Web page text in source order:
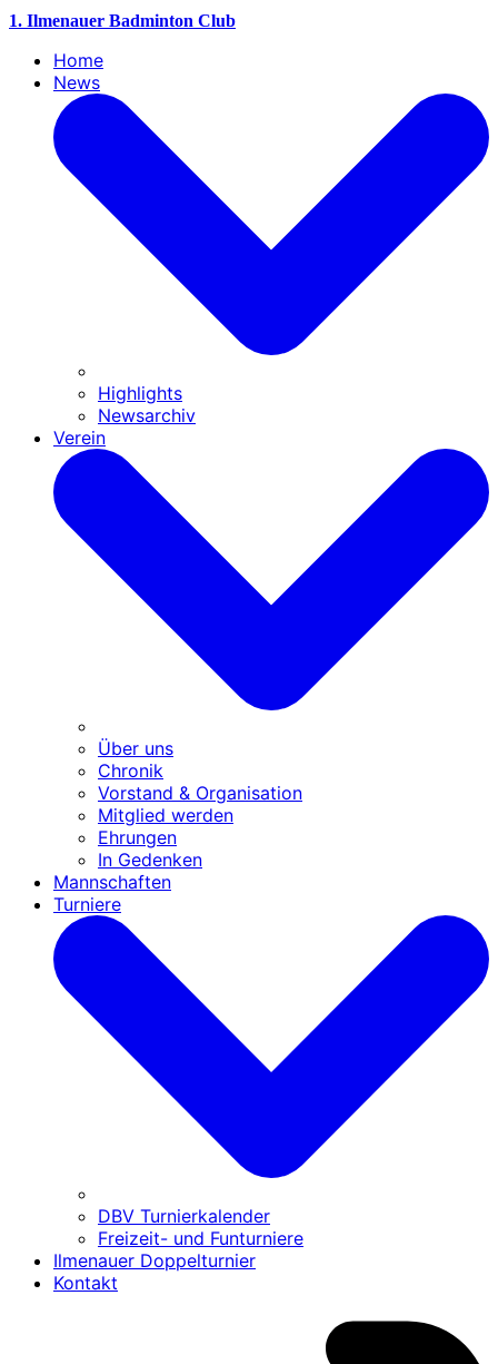
1. Ilmenauer Badminton Club
Home
News
Highlights
Newsarchiv
Verein
Über uns
Chronik
Vorstand & Organisation
Mitglied werden
Ehrungen
In Gedenken
Mannschaften
Turniere
DBV Turnierkalender
Freizeit- und Funturniere
Ilmenauer Doppelturnier
Kontakt